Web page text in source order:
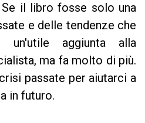
il libro fosse solo una
e delle tendenze che
un'utile aggiunta alla
ma fa molto di più.
passate per aiutarci a
in futuro.